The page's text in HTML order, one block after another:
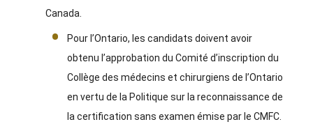
Canada.
Pour l’Ontario, les candidats doivent avoir
obtenu l’approbation du Comité d’inscription du
Collège des médecins et chirurgiens de l’Ontario
en vertu de la Politique sur la reconnaissance de
la certification sans examen émise par le CMFC.